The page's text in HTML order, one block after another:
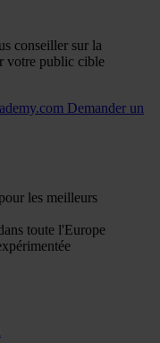
conseiller sur la
votre public cible
Demander un
les meilleurs
toute l'Europe